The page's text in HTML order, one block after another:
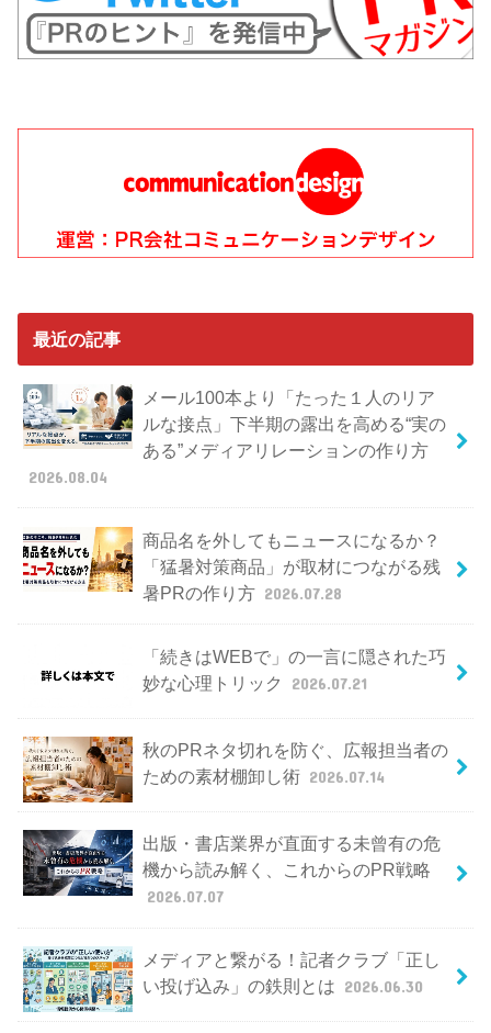
最近の記事
メール100本より「たった１人のリア
ルな接点」下半期の露出を高める“実の
ある”メディアリレーションの作り方
2026.08.04
商品名を外してもニュースになるか？
「猛暑対策商品」が取材につながる残
暑PRの作り方 2026.07.28
「続きはWEBで」の一言に隠された巧
妙な心理トリック
2026.07.21
秋のPRネタ切れを防ぐ、広報担当者の
ための素材棚卸し術 2026.07.14
出版・書店業界が直面する未曾有の危
機から読み解く、これからのPR戦略
2026.07.07
メディアと繋がる！記者クラブ「正し
い投げ込み」の鉄則とは 2026.06.30